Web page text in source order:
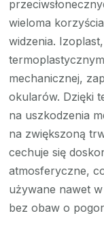
wieloma
widzenia.
mechanicznej,
okularów. Dzięki
na uszkodzenia
na zwiększoną
cechuje się
atmosferyczne,
używane nawet
bez obaw o